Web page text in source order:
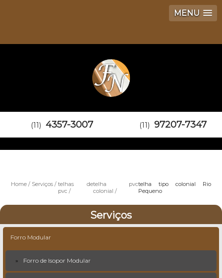
MENU
(11) 4357-3007 (11) 97207-7347
Home Serviços
telhas de
pvc
telha pvc
colonial
telha tipo colonial Rio
Pequeno
Serviços
Forro Modular
Forro de Isopor Modular